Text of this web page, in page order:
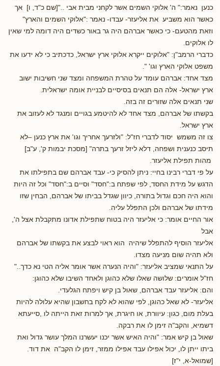
כנען נאמר:" ה' אלוקי השמים אשר לקחני מבית אבי .."[שם כ"ד, ו] אך
כאשר הוא משביע את אליעזר- עבדו- נאמר :"אלוקי השמים והארץ"
וזאת מהטעם- כי כאשר אברהם היה גר באור כשדים היה דומה למי שאין
לו אלוקים.
כדברי הרמב"ן: "אלוקים ייקרא אלוקי ארץ ישראל, כדכתיב כי לא ידעו את
משפט אלוקי הארץ וגו' ".
מצד אחד: אברהם עומד על טהרת המשפחה ומצד שני חשיבות ישוב
ארץ ישראל- אלה הם תנאים בסיסיים לבניית אומה ישראלית.
שני תנאים אלה שזורים זה בזה.
בקשתו של אברהם, מצד אחד לא להיטמע בגויים ומנגד לא לעזוב את
ארץ ישראל.
צו זה משמש יסוד לדברי חז"ל: "ולזרעך אחריך וגו' את ארץ כנען –לא
תיסב כנענית ושפחה, דלא ליזל זרעך בתרה" [מסכת יבמות ק', ע"ב]
מהות תפילת אליעזר.
על פי דברי רבינו בחיי: ניתן להסיק כי- עבד אברהם שם בתפילתו את
הדגש על מידת החסד, לפי שפתח ב:"חסד" וסיים ב:"חסד" וכל זה היות
והוא היה חכם וגדול בתורה, כיוון שגדל בביתו של אברהם, הבחין שזו
מידתו של אברהם ולכן התפלל עליה.
אור החיים אומר: כי אליעזר היה בטוח שתפילת אדונו מתקבלת אצל ה',
אבל
אליעזר הוסיף להתפלל שיהיה הוא ראוי לבצע את בקשתו של אברהם
ולא תהיה שום מניעה מצדו.
על התנאי שמציב אליעזר: "והיה הנערה אשר אומר אליה הטי נא כדך.."
חז"ל אומרים: שלושה שאלו שלא כהוגן ולאחד השיבו שלא כהוגן:
והם: אליעזר עבד אברהם, שאול בן קיש ויפתח הגלעדי.
אליעזר- לא שאל כהוגן, לפי שהוא לא לקח בחשבון שהיא עלולה להיות
בעלת מום, כגון: עיוורת, או חיגרת, אך למרות זאת הייתה לו ,סייעתא
דשמיא, והקב"ה זימן לו את רבקה.
שאול בן קיש אמר: "והיה האיש אשר יכנו יעשרנו המלך עושר גדול ואת
ביתו ייתן לו, יכול אפילו עבד אפילו ממזר, זימן לו הקב"ה את דוד.
[שמואל-א, י"ז]